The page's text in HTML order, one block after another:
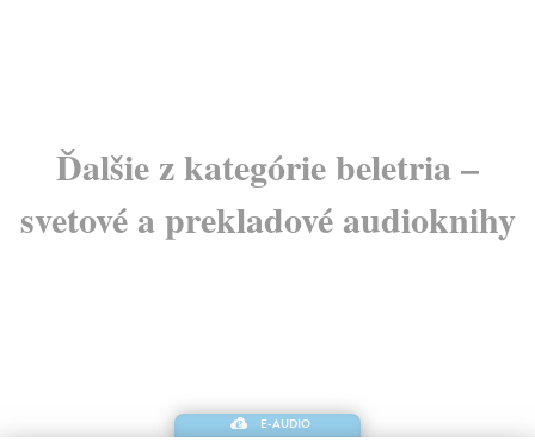
Ďalšie z kategórie beletria –
svetové a prekladové audioknihy
E-AUDIO